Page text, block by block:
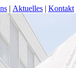
| Aktuelles | Kontakt